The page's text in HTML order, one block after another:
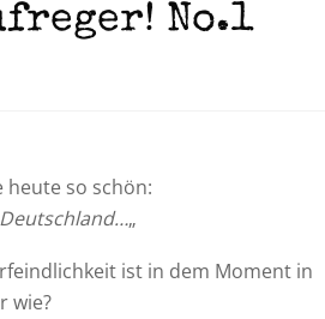
No.1
so schön:
„
ist in dem Moment in
wie?